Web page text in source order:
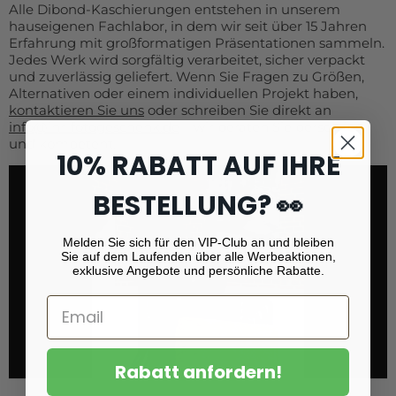
Alle Dibond-Kaschierungen entstehen in unserem
hauseigenen Fachlabor, in dem wir seit über 15 Jahren
Erfahrung mit großformatigen Präsentationen sammeln.
Jedes Werk wird sorgfältig verarbeitet, sicher verpackt
und zuverlässig geliefert. Wenn Sie Fragen zu Größen,
Alternativen oder einem individuellen Projekt haben,
kontaktieren Sie uns oder schreiben Sie direkt an
info@ihr-fotogeschenk.de
– wir beraten Sie persönlich
und kompetent.
10% RABATT AUF IHRE
BESTELLUNG? 👀
Melden Sie sich für den VIP-Club an und bleiben
Sie auf dem Laufenden über alle Werbeaktionen,
exklusive Angebote und persönliche Rabatte.
Rabatt anfordern!